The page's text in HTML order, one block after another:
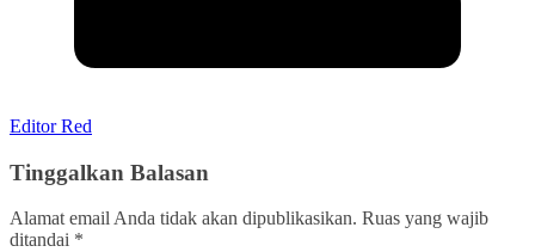
Editor Red
Tinggalkan Balasan
Alamat email Anda tidak akan dipublikasikan. Ruas yang wajib
ditandai *